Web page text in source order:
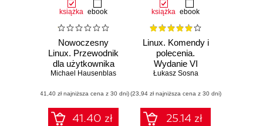
książka ebook
Nowoczesny
Linux. Przewodnik
dla użytkownika
natywnej chmury
Michael Hausenblas
(41,40 zł najniższa cena z 30 dni)
41.40 zł
książka ebook
Linux. Komendy i
polecenia.
Wydanie VI
Łukasz Sosna
(23,94 zł najniższa cena z 30 dni)
25.14 zł